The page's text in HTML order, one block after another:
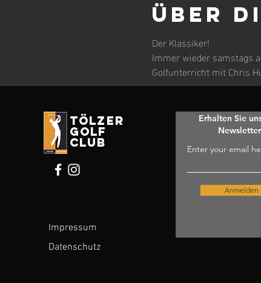
Über
Der Klassiker!
Immer wieder samstags
Golfunterricht mit Chris
tölzer
golf
club
Impressum
Datenschutz
Erhalten Sie
Newsletter
Enter your email
Anmelden